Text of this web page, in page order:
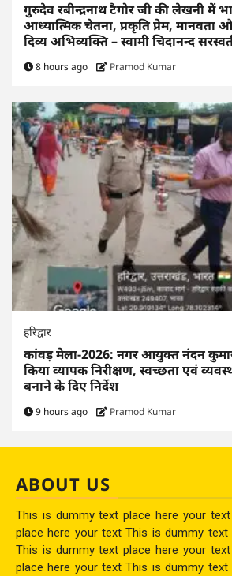
गुरुदेव रबीन्द्रनाथ टैगोर जी की लेखनी में
आध्यात्मिक चेतना, प्रकृति प्रेम, मानवता
दिव्य अभिव्यक्ति – स्वामी चिदानन्द
8 hours ago Pramod Kumar
हरिद्वार
कांवड़ मेला-2026: नगर आयुक्त नंदन
किया व्यापक निरीक्षण, स्वच्छता एवं
बनाने के दिए निर्देश
9 hours ago Pramod Kumar
ABOUT US
This is dummy text place here your
place here your text This is dummy
This is dummy text place here your
place here your text This is dummy